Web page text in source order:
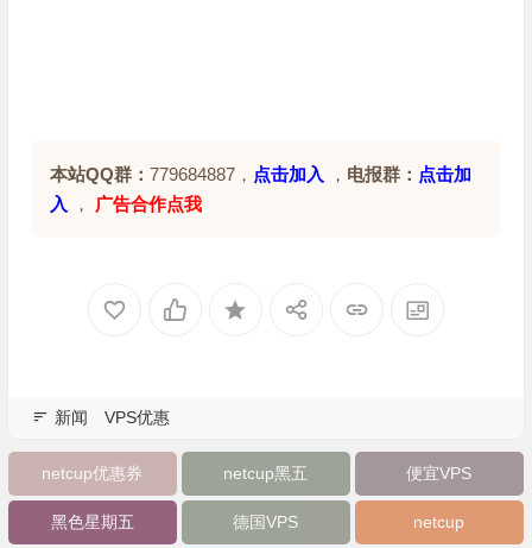
本站QQ群： 779684887， 点击加入 ， 电报群： 点击加
入
， 广告合作点我
新闻 VPS优惠
netcup优惠券 netcup黑五 便宜VPS
黑色星期五 德国VPS netcup